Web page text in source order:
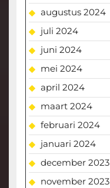
augustus 2024
juli 2024
juni 2024
mei 2024
april 2024
maart 2024
februari 2024
januari 2024
december 2023
november 2023